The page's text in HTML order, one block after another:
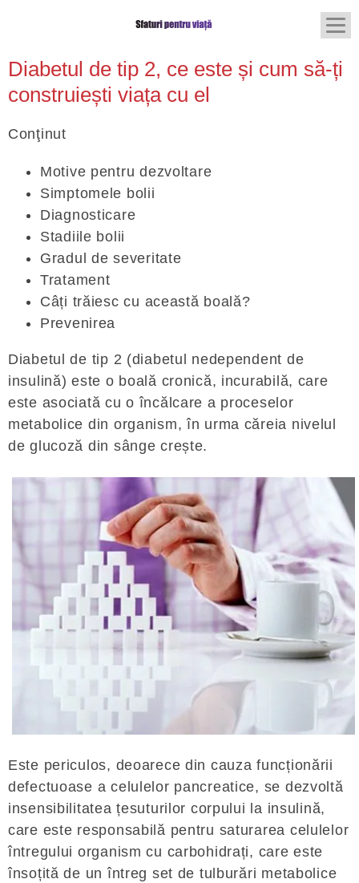
Diabetul de tip 2, ce este și cum să-ți
construiești viața cu el
Conţinut
Motive pentru dezvoltare
Simptomele bolii
Diagnosticare
Stadiile bolii
Gradul de severitate
Tratament
Câți trăiesc cu această boală?
Prevenirea
Diabetul de tip 2 (diabetul nedependent de
insulină) este o boală cronică, incurabilă, care
este asociată cu o încălcare a proceselor
metabolice din organism, în urma căreia nivelul
de glucoză din sânge crește.
Este periculos, deoarece din cauza funcționării
defectuoase a celulelor pancreatice, se dezvoltă
insensibilitatea țesuturilor corpului la insulină,
care este responsabilă pentru saturarea celulelor
întregului organism cu carbohidrați, care este
însoțită de un întreg set de tulburări metabolice